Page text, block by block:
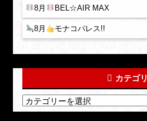
8月 BEL☆AIR MAX
8月 モナコパレス!!
カテゴ